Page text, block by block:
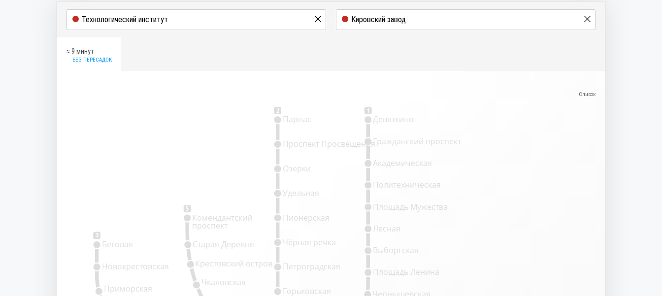
≈ 9 минут
БЕЗ ПЕРЕСАДОК
3
5
2 1
Приморская
Чкаловская
Крестовский остров
Старая Деревня
Комендантский
проспект
Горьковская
Петроградская
Чёрная речка
Пионерская
Удельная
Озерки
Проспект Просвещения
Парнас
Чернышевская
Площадь Ленина
Выборгская
Лесная
Площадь Мужества
Политехническая
Академическая
Гражданский проспект
Девяткино
Новокрестовская
Беговая